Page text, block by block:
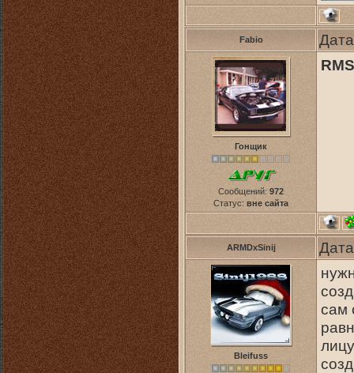
Fabio
Гонщик
Сообщений: 972
Статус: вне сайта
RMS
ARMDxSinij
Bleifuss
сам